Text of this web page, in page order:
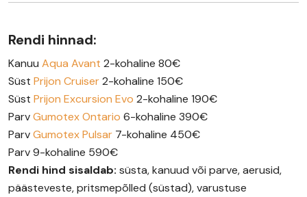
Rendi hinnad:
Kanuu Aqua Avant 2-kohaline 80€
Süst Prijon Cruiser2-kohaline 150€
Süst Prijon Excursion Evo 2-kohaline 190€
ParvGumotex Ontario 6-kohaline 390€
ParvGumotex Pulsar 7-kohaline 450€
Parv 9-kohaline 590€
Rendi hind sisaldab: süsta, kanuud või parve, aerusid,
päästeveste, pritsmepõlled (süstad), varustuse